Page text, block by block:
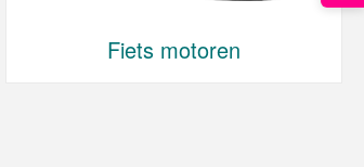
Fiets motoren